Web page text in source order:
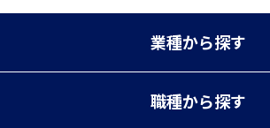
業種から探す
職種から探す